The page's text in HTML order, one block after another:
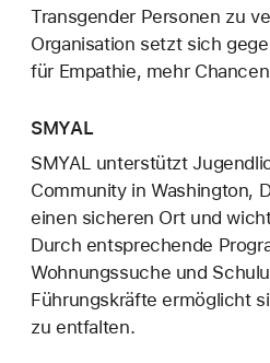
Transgender Personen zu
Organisation setzt sich
für Empathie, mehr
SMYAL
SMYAL unterstützt
Community in Washington,
einen sicheren Ort und
Durch entsprechende
Wohnungssuche und
Führungskräfte ermöglicht
zu entfalten.